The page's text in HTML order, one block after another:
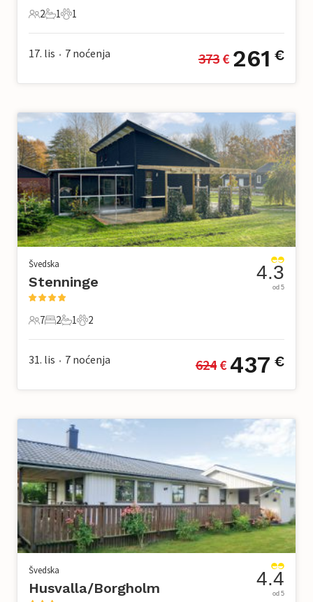
2 Gosti
2
1 Kupaonica
1
1 Kućni ljubimac
1
17. lis • 7 noćenja 373 € 261 €
Švedska
Stenninge
7 Gosti
7
2 Spavaće sobe
2
1 Kupaonica
1
2 Kućni ljubimac
2
4.3
od 5
31. lis • 7 noćenja 624 € 437 €
Švedska
Husvalla/Borgholm 4.4
od 5